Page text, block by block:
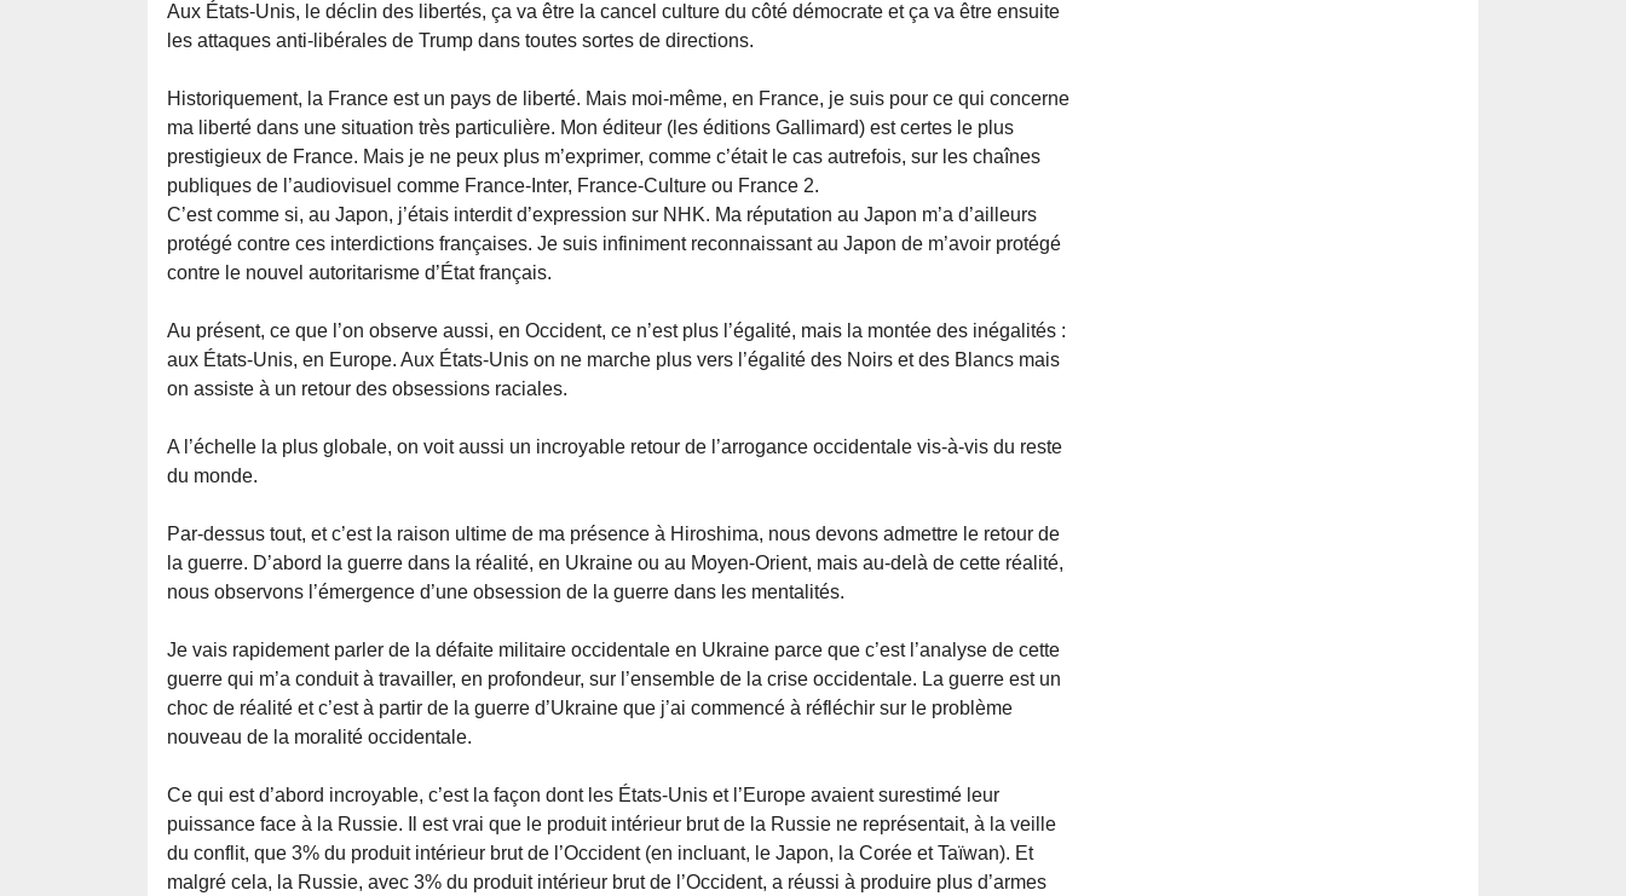
Aux États-Unis, le déclin des libertés, ça va être la cancel culture du côté démocrate et ça va être ensuite
les attaques anti-libérales de Trump dans toutes sortes de directions.
Historiquement, la France est un pays de liberté. Mais moi-même, en France, je suis pour ce qui concerne
ma liberté dans une situation très particulière. Mon éditeur (les éditions Gallimard) est certes le plus
prestigieux de France. Mais je ne peux plus m’exprimer, comme c’était le cas autrefois, sur les chaînes
publiques de l’audiovisuel comme France-Inter, France-Culture ou France 2.
C’est comme si, au Japon, j’étais interdit d’expression sur NHK. Ma réputation au Japon m’a d’ailleurs
protégé contre ces interdictions françaises. Je suis infiniment reconnaissant au Japon de m’avoir protégé
contre le nouvel autoritarisme d’État français.
Au présent, ce que l’on observe aussi, en Occident, ce n’est plus l’égalité, mais la montée des inégalités :
aux États-Unis, en Europe. Aux États-Unis on ne marche plus vers l’égalité des Noirs et des Blancs mais
on assiste à un retour des obsessions raciales.
A l’échelle la plus globale, on voit aussi un incroyable retour de l’arrogance occidentale vis-à-vis du reste
du monde.
Par-dessus tout, et c’est la raison ultime de ma présence à Hiroshima, nous devons admettre le retour de
la guerre. D’abord la guerre dans la réalité, en Ukraine ou au Moyen-Orient, mais au-delà de cette réalité,
nous observons l’émergence d’une obsession de la guerre dans les mentalités.
Je vais rapidement parler de la défaite militaire occidentale en Ukraine parce que c’est l’analyse de cette
guerre qui m’a conduit à travailler, en profondeur, sur l’ensemble de la crise occidentale. La guerre est un
choc de réalité et c’est à partir de la guerre d’Ukraine que j’ai commencé à réfléchir sur le problème
nouveau de la moralité occidentale.
Ce qui est d’abord incroyable, c’est la façon dont les États-Unis et l’Europe avaient surestimé leur
puissance face à la Russie. Il est vrai que le produit intérieur brut de la Russie ne représentait, à la veille
du conflit, que 3% du produit intérieur brut de l’Occident (en incluant, le Japon, la Corée et Taïwan). Et
malgré cela, la Russie, avec 3% du produit intérieur brut de l’Occident, a réussi à produire plus d’armes